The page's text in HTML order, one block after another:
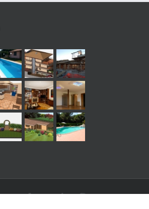
Facebook
TwitterLinkedInSkype